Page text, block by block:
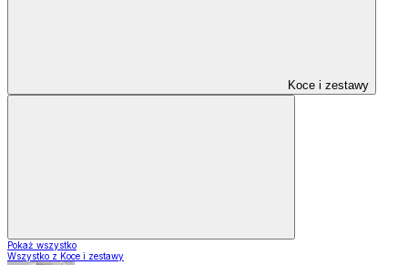
Koce i zestawy
Pokaż wszystko
Wszystko z Koce i zestawy